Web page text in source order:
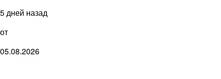
5 дней назад
от
05.08.2026